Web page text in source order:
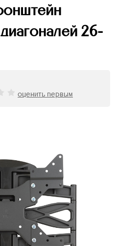
26-
оценить первым